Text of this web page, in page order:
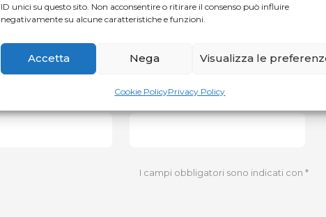
ID unici su questo sito. Non acconsentire o ritirare il consenso può influire
negativamente su alcune caratteristiche e funzioni.
Accetta Nega Visualizza le
Cookie PolicyPrivacy Policy
Website
I campi obbligatori sono indicati con*